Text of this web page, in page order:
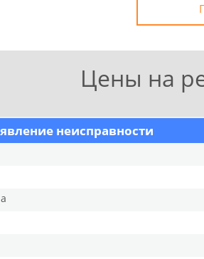
Цены на
неисправности